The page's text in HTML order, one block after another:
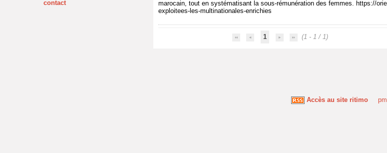
marocain, tout en systématisant la sous-rémunération des femmes. https://
exploitees-les-multinationales-enrichies
1 (1 - 1 / 1)
Accès au site ritimo
contact